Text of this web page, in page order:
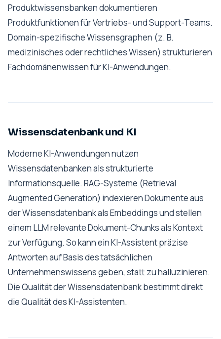
Produktwissensbanken dokumentieren
Produktfunktionen für Vertriebs- und Support-Teams.
Domain-spezifische Wissensgraphen (z. B.
medizinisches oder rechtliches Wissen) strukturieren
Fachdomänenwissen für KI-Anwendungen.
Wissensdatenbank und KI
Moderne KI-Anwendungen nutzen
Wissensdatenbanken als strukturierte
Informationsquelle. RAG-Systeme (Retrieval
Augmented Generation) indexieren Dokumente aus
der Wissensdatenbank als Embeddings und stellen
einem LLM relevante Dokument-Chunks als Kontext
zur Verfügung. So kann ein KI-Assistent präzise
Antworten auf Basis des tatsächlichen
Unternehmenswissens geben, statt zu halluzinieren.
Die Qualität der Wissensdatenbank bestimmt direkt
die Qualität des KI-Assistenten.